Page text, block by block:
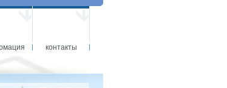
контакты